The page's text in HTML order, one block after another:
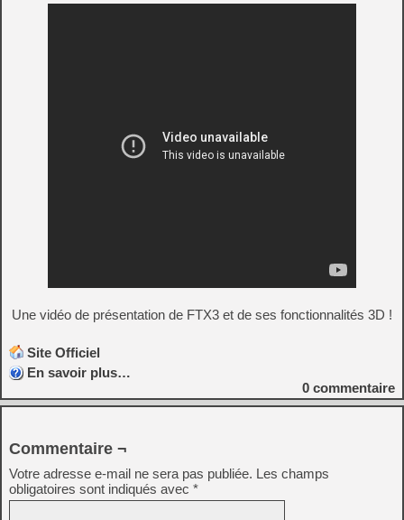
Une vidéo de présentation de FTX3 et de ses fonctionnalités 3D !
Site Officiel
En savoir plus…
0 commentaire
Commentaire ¬
Votre adresse e-mail ne sera pas publiée. Les champs
obligatoires sont indiqués avec *